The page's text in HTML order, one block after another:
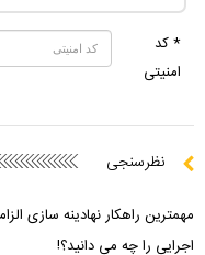
* کد
امنیتی
نظرسنجی
مهمترین راهکار نهادینه سازی
اجرایی را چه می دانید؟!